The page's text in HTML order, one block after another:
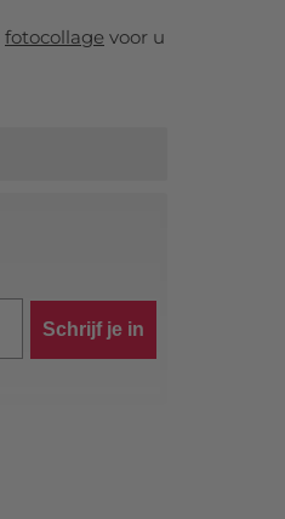
fotocollage voor u
Schrijf je in